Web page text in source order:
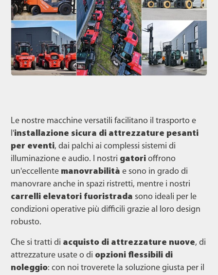
Le nostre macchine versatili facilitano il trasporto e
l'installazione sicura di attrezzature pesanti
per eventi, dai palchi ai complessi sistemi di
illuminazione e audio. I nostri gatori offrono
un'eccellente manovrabilità e sono in grado di
manovrare anche in spazi ristretti, mentre i nostri
carrelli elevatori fuoristrada sono ideali per le
condizioni operative più difficili grazie al loro design
robusto.
Che si tratti di acquisto di attrezzature nuove, di
attrezzature usate o di opzioni flessibili di
noleggio: con noi troverete la soluzione giusta per il